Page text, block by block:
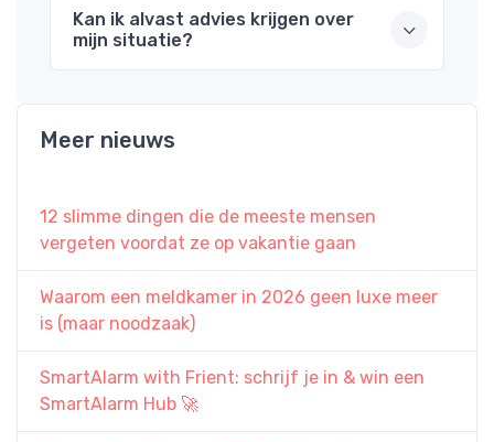
Kan ik alvast advies krijgen over
mijn situatie?
Meer nieuws
12 slimme dingen die de meeste mensen
vergeten voordat ze op vakantie gaan
Waarom een meldkamer in 2026 geen luxe meer
is (maar noodzaak)
SmartAlarm with Frient: schrijf je in & win een
SmartAlarm Hub 🚀